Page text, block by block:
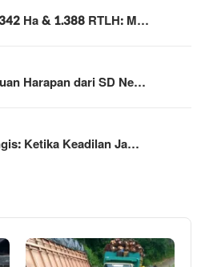
Ha & 1.388 RTLH: M…
Harapan dari SD Ne…
Ketika Keadilan Ja…